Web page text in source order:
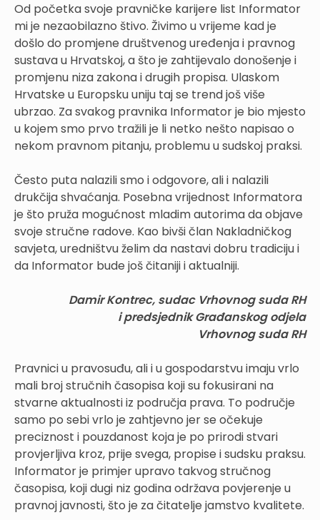
Od početka svoje pravničke karijere list Informator
mi je nezaobilazno štivo. Živimo u vrijeme kad je
došlo do promjene društvenog uređenja i pravnog
sustava u Hrvatskoj, a što je zahtijevalo donošenje i
promjenu niza zakona i drugih propisa. Ulaskom
Hrvatske u Europsku uniju taj se trend još više
ubrzao. Za svakog pravnika Informator je bio mjesto
u kojem smo prvo tražili je li netko nešto napisao o
nekom pravnom pitanju, problemu u sudskoj praksi.
Često puta nalazili smo i odgovore, ali i nalazili
drukčija shvaćanja. Posebna vrijednost Informatora
je što pruža mogućnost mladim autorima da objave
svoje stručne radove. Kao bivši član Nakladničkog
savjeta, uredništvu želim da nastavi dobru tradiciju i
da Informator bude još čitaniji i aktualniji.
Damir Kontrec, sudac Vrhovnog suda RH
i predsjednik Građanskog odjela
Vrhovnog suda RH
Pravnici u pravosuđu, ali i u gospodarstvu imaju vrlo
mali broj stručnih časopisa koji su fokusirani na
stvarne aktualnosti iz područja prava. To područje
samo po sebi vrlo je zahtjevno jer se očekuje
preciznost i pouzdanost koja je po prirodi stvari
provjerljiva kroz, prije svega, propise i sudsku praksu.
Informator je primjer upravo takvog stručnog
časopisa, koji dugi niz godina održava povjerenje u
pravnoj javnosti, što je za čitatelje jamstvo kvalitete.